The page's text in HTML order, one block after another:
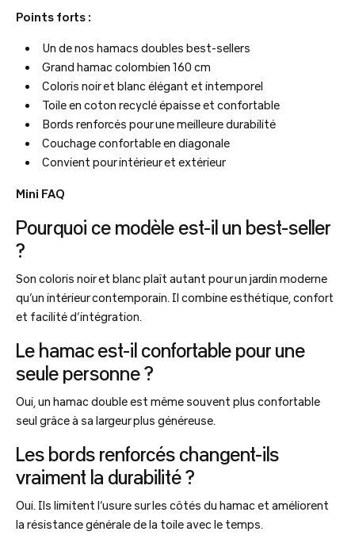
Points forts :
Un de nos hamacs doubles best-sellers
Grand hamac colombien 160 cm
Coloris noir et blanc élégant et intemporel
Toile en coton recyclé épaisse et confortable
Bords renforcés pour une meilleure durabilité
Couchage confortable en diagonale
Convient pour intérieur et extérieur
Mini FAQ
Pourquoi ce modèle est-il un best-seller
?
Son coloris noir et blanc plaît autant pour un jardin moderne
qu’un intérieur contemporain. Il combine esthétique, confort
et facilité d’intégration.
Le hamac est-il confortable pour une
seule personne ?
Oui, un hamac double est même souvent plus confortable
seul grâce à sa largeur plus généreuse.
Les bords renforcés changent-ils
vraiment la durabilité ?
Oui. Ils limitent l’usure sur les côtés du hamac et améliorent
la résistance générale de la toile avec le temps.